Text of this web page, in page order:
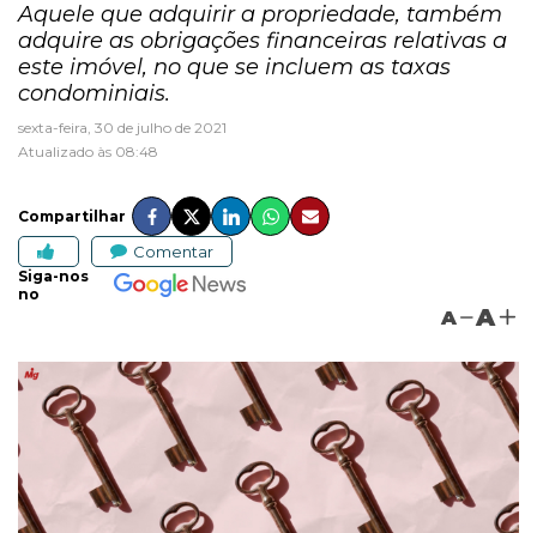
Aquele que adquirir a propriedade, também
adquire as obrigações financeiras relativas a
este imóvel, no que se incluem as taxas
condominiais.
sexta-feira, 30 de julho de 2021
Atualizado às 08:48
Compartilhar
Comentar
Siga-nos
no
A A